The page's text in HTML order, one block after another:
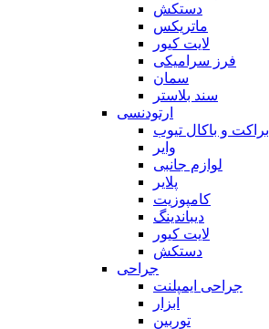
دستکش
ماتریکس
لایت کیور
فرز سرامیکی
سمان
سند بلاستر
ارتودنسی
براکت و باکال تیوب
وایر
لوازم جانبی
پلایر
کامپوزیت
دیباندینگ
لایت کیور
دستکش
جراحی
جراحی ایمپلنت
ابزار
توربین